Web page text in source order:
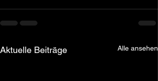
Aktuelle Beiträge Alle ansehen